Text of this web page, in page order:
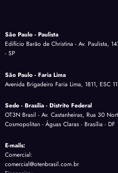
São Paulo - Paulista
Edifício Barão de Christina - Av. Paulista,
- SP
São Paulo - Faria Lima
Avenida Brigadeiro Faria Lima, 1811, ESC
Sede - Brasília - Distrito Federal
OT3N Brasil - Av. Castanheiras, Rua 30
Cosmopolitan - Águas Claras - Brasília - DF
E-mails:
Comercial:
comercial@otenbrasil.com.br